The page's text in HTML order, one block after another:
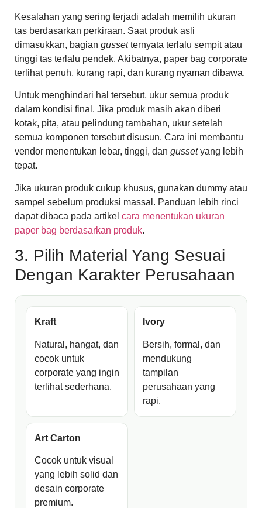
Kesalahan yang sering terjadi adalah memilih ukuran
tas berdasarkan perkiraan. Saat produk asli
dimasukkan, bagian gussetternyata terlalu sempit atau
tinggi tas terlalu pendek. Akibatnya, paper bag corporate
terlihat penuh, kurang rapi, dan kurang nyaman dibawa.
Untuk menghindari hal tersebut, ukur semua produk
dalam kondisi final. Jika produk masih akan diberi
kotak, pita, atau pelindung tambahan, ukur setelah
semua komponen tersebut disusun. Cara ini membantu
vendor menentukan lebar, tinggi, dan gussetyang lebih
tepat.
Jika ukuran produk cukup khusus, gunakan dummy atau
sampel sebelum produksi massal. Panduan lebih rinci
dapat dibaca pada artikel cara menentukan ukuran
paper bag berdasarkan produk.
3. Pilih Material Yang Sesuai
Dengan Karakter Perusahaan
Kraft
Natural, hangat, dan
cocok untuk
corporate yang ingin
terlihat sederhana.
Ivory
Bersih, formal, dan
mendukung
tampilan
perusahaan yang
rapi.
Art Carton
Cocok untuk visual
yang lebih solid dan
desain corporate
premium.